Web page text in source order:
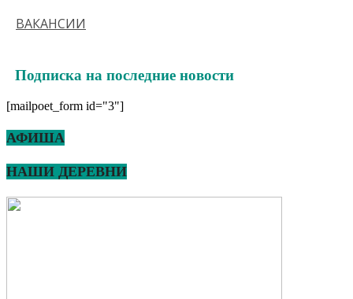
ВАКАНСИИ
Подписка на последние новости
[mailpoet_form id="3"]
АФИША
НАШИ ДЕРЕВНИ